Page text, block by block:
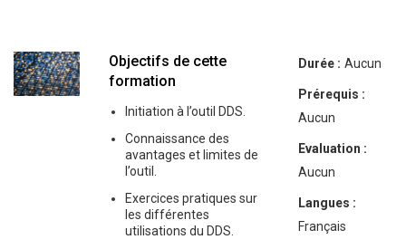
Objectifs de cette
formation
Initiation à l’outil DDS.
Connaissance des
avantages et limites de
l’outil.
Exercices pratiques sur
les différentes
utilisations du DDS.
Durée : Aucun
Prérequis :
Aucun
Evaluation :
Aucun
Langues :
Français